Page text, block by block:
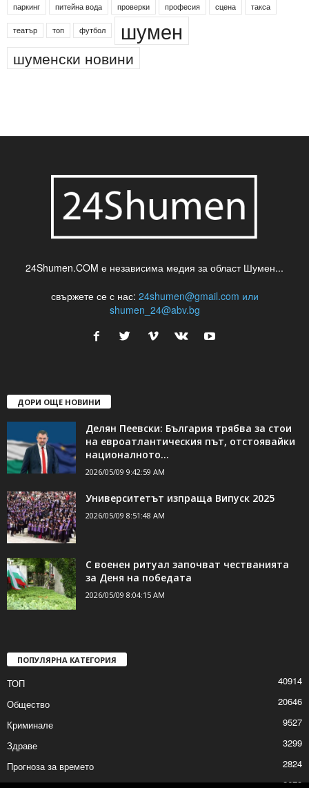
паркинг питейна вода проверки професия сцена такса
театър топ футбол шумен
шуменски новини
24Shumen.COM е независима медия за област Шумен...
свържете се с нас: 24shumen@gmail.com или
shumen_24@abv.bg
ДОРИ ОЩЕ НОВИНИ
Делян Пеевски: България трябва за стои
на евроатлантическия път, отстоявайки
националното...
2026/05/09 9:42:59 AM
Университетът изпраща Випуск 2025
2026/05/09 8:51:48 AM
С военен ритуал започват честванията
за Деня на победата
2026/05/09 8:04:15 AM
ПОПУЛЯРНА КАТЕГОРИЯ
ТОП
40914
Общество
20646
Криминале
9527
Здраве
3299
Прогноза за времето
2824
2673